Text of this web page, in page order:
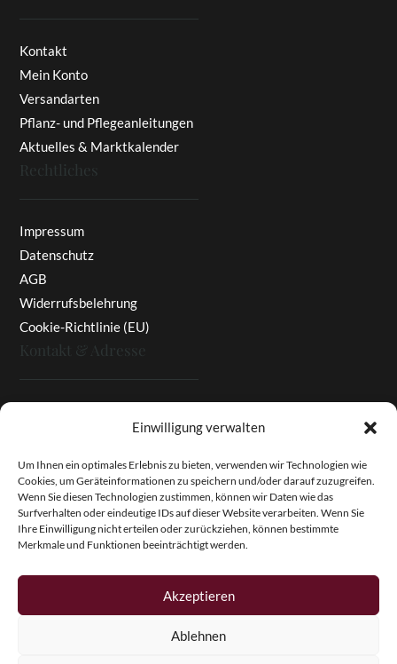
Einwilligung verwalten
Um Ihnen ein optimales Erlebnis zu bieten, verwenden wir Technologien wie
Cookies, um Geräteinformationen zu speichern und/oder darauf zuzugreifen.
Wenn Sie diesen Technologien zustimmen, können wir Daten wie das
Surfverhalten oder eindeutige IDs auf dieser Website verarbeiten. Wenn Sie
Ihre Einwilligung nicht erteilen oder zurückziehen, können bestimmte
Merkmale und Funktionen beeinträchtigt werden.
Akzeptieren
Ablehnen
Kontakt
Mein Konto
Versandarten
Pflanz- und Pflegeanleitungen
Aktuelles & Marktkalender
Rechtliches
Impressum
Datenschutz
AGB
Widerrufsbelehrung
Cookie-Richtlinie (EU)
Kontakt & Adresse
Heinz Enzinger-Panitz
Aussergernwallen 3
94166 Stubenberg
Deutschland
Tel.:+49 (0)8574 - 91 97 79
info@pfingstrosen.eu
Copyright © 2026 Magic Garden Paeonies. Rottaler